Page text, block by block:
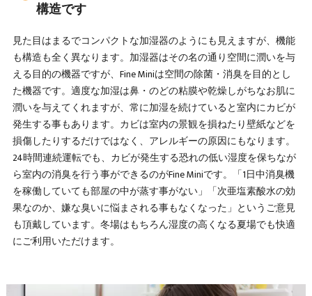
構造です
見た目はまるでコンパクトな加湿器のようにも見えますが、機能
も構造も全く異なります。加湿器はその名の通り空間に潤いを与
える目的の機器ですが、Fine Miniは空間の除菌・消臭を目的とし
た機器です。適度な加湿は鼻・のどの粘膜や乾燥しがちなお肌に
潤いを与えてくれますが、常に加湿を続けていると室内にカビが
発生する事もあります。カビは室内の景観を損ねたり壁紙などを
損傷したりするだけではなく、アレルギーの原因にもなります。
24時間連続運転でも、カビが発生する恐れの低い湿度を保ちなが
ら室内の消臭を行う事ができるのがFine Miniです。「1日中消臭機
を稼働していても部屋の中が蒸す事がない」「次亜塩素酸水の効
果なのか、嫌な臭いに悩まされる事もなくなった」というご意見
も頂戴しています。冬場はもちろん湿度の高くなる夏場でも快適
にご利用いただけます。